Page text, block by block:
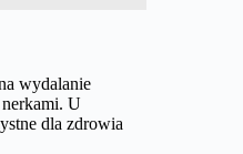
wydalanie
nerkami. U
dla zdrowia